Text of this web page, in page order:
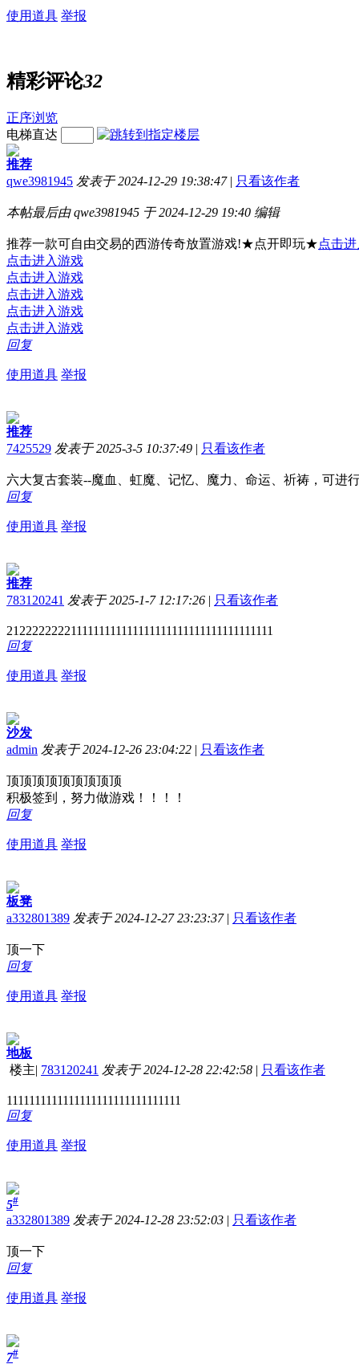
使用道具 举报
精彩评论32
正序浏览
电梯直达
推荐
qwe3981945 发表于 2024-12-29 19:38:47 | 只看该作者
本帖最后由 qwe3981945 于 2024-12-29 19:40 编辑
推荐一款可自由交易的西游传奇放置游戏!★点开即玩★点击
点击进入游戏
点击进入游戏
点击进入游戏
点击进入游戏
点击进入游戏
回复
使用道具 举报
推荐
7425529 发表于 2025-3-5 10:37:49 | 只看该作者
六大复古套装--魔血、虹魔、记忆、魔力、命运、祈祷，可进
回复
使用道具 举报
推荐
783120241 发表于 2025-1-7 12:17:26 | 只看该作者
2122222222111111111111111111111111111111111111
回复
使用道具 举报
沙发
admin 发表于 2024-12-26 23:04:22 | 只看该作者
顶顶顶顶顶顶顶顶顶
积极签到，努力做游戏！！！！
回复
使用道具 举报
板凳
a332801389 发表于 2024-12-27 23:23:37 | 只看该作者
顶一下
回复
使用道具 举报
地板
楼主| 783120241 发表于 2024-12-28 22:42:58 | 只看该作者
1111111111111111111111111111111
回复
使用道具 举报
5#
a332801389 发表于 2024-12-28 23:52:03 | 只看该作者
顶一下
回复
使用道具 举报
7#